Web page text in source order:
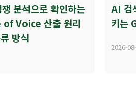
분석으로 확인하는
Voice 산출 원리
방식
AI 검
키는
2026-